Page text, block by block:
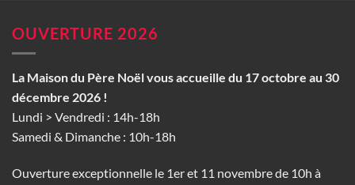
OUVERTURE 2026
La Maison du Père Noël vous accueille du 17 octobre au 30
décembre 2026 !
Lundi > Vendredi : 14h-18h
Samedi & Dimanche : 10h-18h
Ouverture exceptionnelle le 1er et 11 novembre de 10h à